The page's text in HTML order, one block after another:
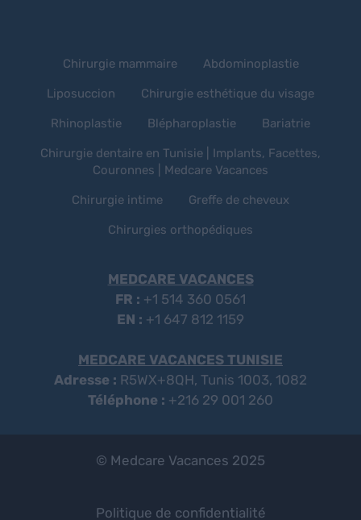
Chirurgie mammaire Abdominoplastie
Liposuccion Chirurgie esthétique du visage
Rhinoplastie Blépharoplastie Bariatrie
Chirurgie dentaire en Tunisie | Implants, Facettes,
Couronnes | Medcare Vacances
Chirurgie intime Greffe de cheveux
Chirurgies orthopédiques
MEDCARE VACANCES
FR : +1 514 360 0561
EN : +1 647 812 1159
MEDCARE VACANCES TUNISIE
Adresse : R5WX+8QH, Tunis 1003, 1082
Téléphone : +216 29 001 260
© Medcare Vacances 2025
Politique de confidentialité